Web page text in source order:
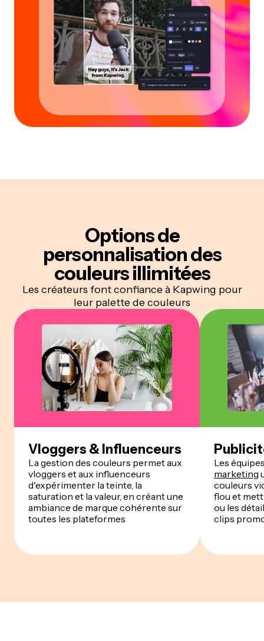
Options de
personnalisationdes
couleurs illimitées
Les créateurs font confiance à Kapwing pour
leur palette de couleurs
Vloggers & Influenceurs
La gestion des couleurs permet aux
vloggers et aux influenceurs
d'expérimenter la teinte, la
saturation et la valeur, en créant une
ambiance de marque cohérente sur
toutes les plateformes
Les
marketing
couleurs
flou et
ou les
clips